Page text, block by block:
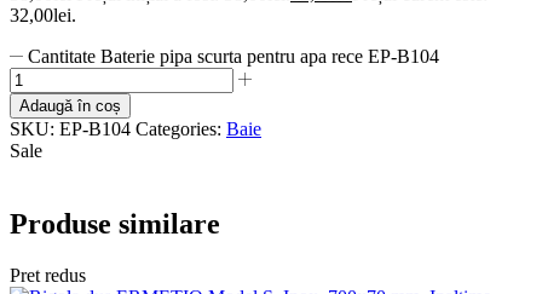
32,00lei.
Cantitate Baterie pipa scurta pentru apa rece EP-B104
Adaugă în coș
SKU: EP-B104 Categories: Baie
Sale
Produse similare
Pret redus